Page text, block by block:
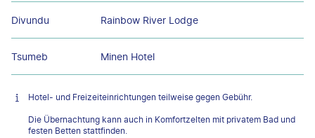
Divundu Rainbow River Lodge
Tsumeb Minen Hotel
Hotel- und Freizeiteinrichtungen teilweise gegen Gebühr.
Die Übernachtung kann auch in Komfortzelten mit privatem Bad und
festen Betten stattfinden.